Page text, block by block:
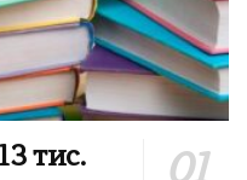
тис.